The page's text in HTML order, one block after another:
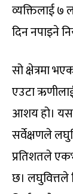
व्यक्तिलाई ७
दिन नपाइने
सो क्षेत्रमा
एउटा
आशय हो। यस
सर्वेक्षणले
प्रतिशतले
छ। लघुवित्तले